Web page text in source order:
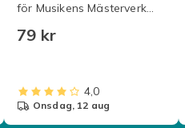
för Musikens Mästerverk
79 kr
4,0
onsdag, 12 aug